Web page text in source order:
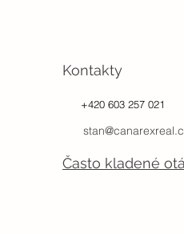
Kontakty
+420 603 257 021
Často kladené